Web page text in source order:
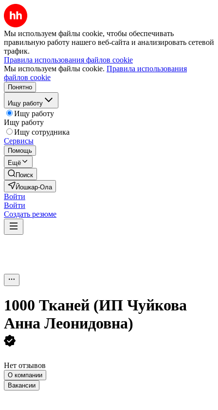
Мы используем файлы cookie, чтобы обеспечивать
правильную работу нашего веб-сайта и анализировать сетевой
трафик.
Правила использования файлов cookie
Мы используем файлы cookie. Правила использования
файлов cookie
Понятно
Ищу работу
Ищу работу
Ищу работу
Ищу сотрудника
Сервисы
Помощь
Ещё
Поиск
Йошкар-Ола
Войти
Войти
Создать резюме
1000 Тканей (ИП Чуйкова
Анна Леонидовна)
Нет отзывов
О компании
Вакансии